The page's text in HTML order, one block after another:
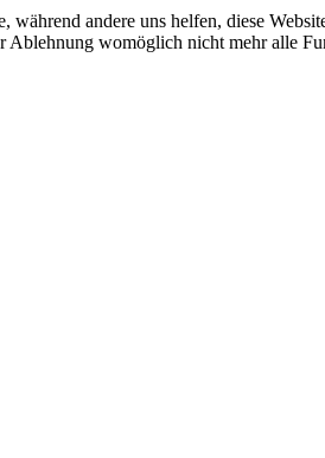
andere uns helfen, diese
Ablehnung womöglich nicht mehr alle